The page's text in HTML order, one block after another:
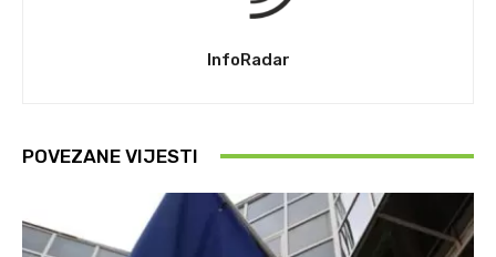
InfoRadar
POVEZANE VIJESTI